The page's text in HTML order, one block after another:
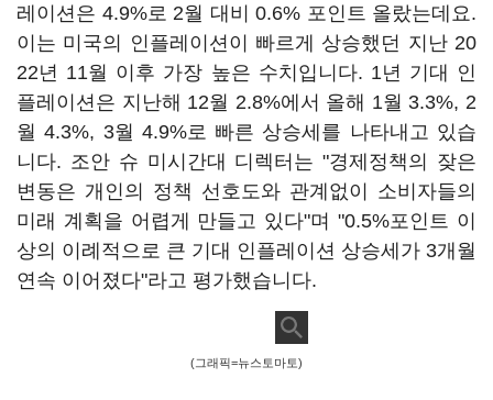
레이션은 4.9%로 2월 대비 0.6% 포인트 올랐는데요.
이는 미국의 인플레이션이 빠르게 상승했던 지난 20
22년 11월 이후 가장 높은 수치입니다. 1년 기대 인
플레이션은 지난해 12월 2.8%에서 올해 1월 3.3%, 2
월 4.3%, 3월 4.9%로 빠른 상승세를 나타내고 있습
니다. 조안 슈 미시간대 디렉터는 "경제정책의 잦은
변동은 개인의 정책 선호도와 관계없이 소비자들의
미래 계획을 어렵게 만들고 있다"며 "0.5%포인트 이
상의 이례적으로 큰 기대 인플레이션 상승세가 3개월
연속 이어졌다"라고 평가했습니다.
(그래픽=뉴스토마토)